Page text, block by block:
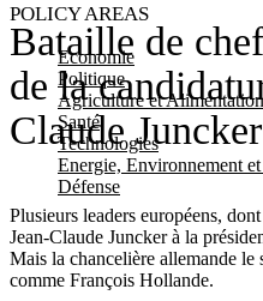
POLICY AREAS
Economie
Politique
Agriculture et Alimentation
Santé
Technologies
Energie, Environnement
Défense
Bataille de
de la
Claude Juncker
Plusieurs leaders européens,
Jean-Claude Juncker à la
Mais la chancelière allemande
comme François Hollande.